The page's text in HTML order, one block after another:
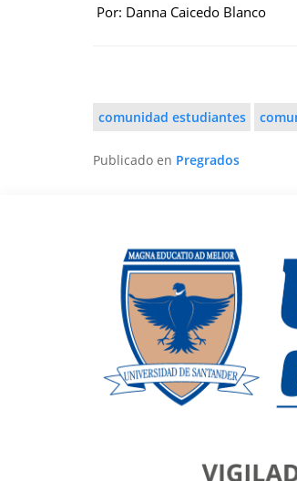
Por: Danna Caicedo Blanco
comunidad estudiantes
Publicado en Pregrados